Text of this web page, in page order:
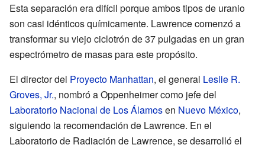
Esta separación era difícil porque ambos tipos de uranio
son casi idénticos químicamente. Lawrence comenzó a
transformar su viejo ciclotrón de 37 pulgadas en un gran
espectrómetro de masas para este propósito.
El director del Proyecto Manhattan, el general Leslie R.
Groves, Jr., nombró a Oppenheimer como jefe del
Laboratorio Nacional de Los Álamosen Nuevo México,
siguiendo la recomendación de Lawrence. En el
Laboratorio de Radiación de Lawrence, se desarrolló el